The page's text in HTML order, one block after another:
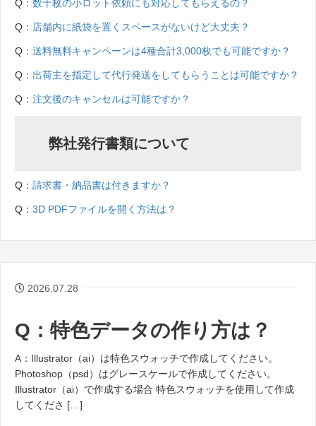
Q： 数十枚の小ロット依頼にも対応してもらえるの？
Q： 店舗内に紙袋を置くスペースがないけど大丈夫？
Q： 送料無料キャンペーンは4種合計3,000枚でも可能ですか？
Q： 出荷主を指定して代行発送をしてもらうことは可能ですか？
Q： 注文後のキャンセルは可能ですか？
弊社発行書類について
Q： 請求書・納品書は付きますか？
Q： 3D PDFファイルを開く方法は？
2026.07.28
Q：特色データの作り方は？
A：Illustrator（ai）は特色スウォッチで作成してください。
Photoshop（psd）はグレースケールで作成してください。
Illustrator（ai）で作成する場合 特色スウォッチを使用して作成
してくださ […]